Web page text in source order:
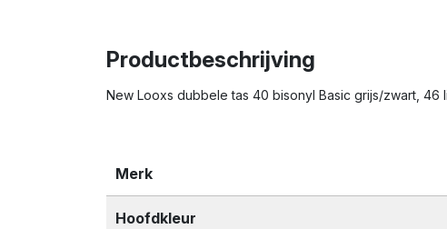
Productbeschrijving
New Looxs dubbele tas 40 bisonyl Basic grijs/zwart, 46
Merk
Hoofdkleur